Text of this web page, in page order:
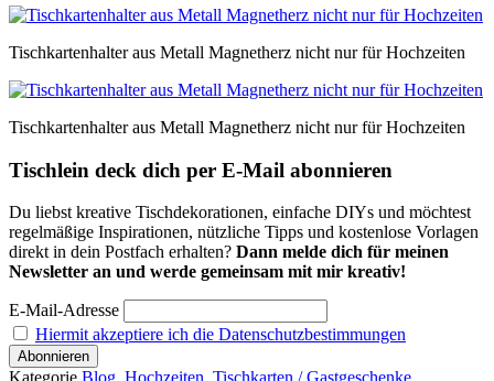
Tischkartenhalter aus Metall Magnetherz nicht nur für Hochzeiten
Tischkartenhalter aus Metall Magnetherz nicht nur für Hochzeiten
Tischlein deck dich per E-Mail abonnieren
Du liebst kreative Tischdekorationen, einfache DIYs und möchtest
regelmäßige Inspirationen, nützliche Tipps und kostenlose Vorlagen
direkt in dein Postfach erhalten? Dann melde dich für meinen
Newsletter an und werde gemeinsam mit mir kreativ!
E-Mail-Adresse
Hiermit akzeptiere ich die Datenschutzbestimmungen